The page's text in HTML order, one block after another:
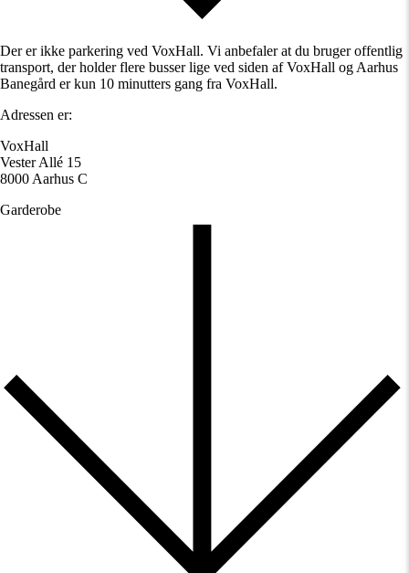
Der er ikke parkering ved VoxHall. Vi anbefaler at du bruger offentlig
transport, der holder flere busser lige ved siden af VoxHall og Aarhus
Banegård er kun 10 minutters gang fra VoxHall.
Adressen er:
VoxHall
Vester Allé 15
8000 Aarhus C
Garderobe